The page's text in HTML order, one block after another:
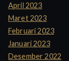
April 2023
Maret 2023
Februari 2023
Januari 2023
Desember 2022